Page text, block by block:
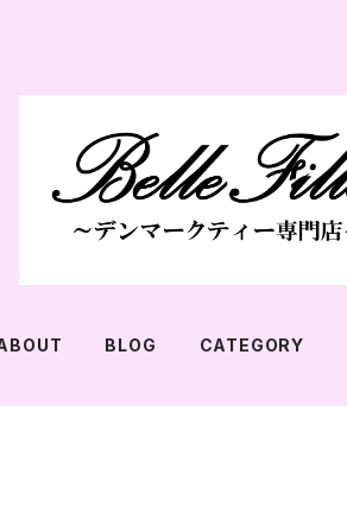
BLOG CATEGORY